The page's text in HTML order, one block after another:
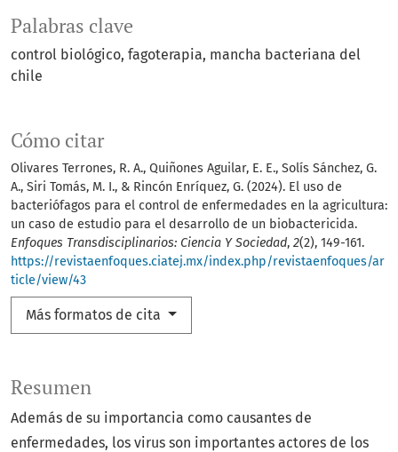
Palabras clave
control biológico fagoterapia mancha bacteriana del
chile
Cómo citar
Olivares Terrones, R. A., Quiñones Aguilar, E. E., Solís Sánchez, G.
A., Siri Tomás, M. I., & Rincón Enríquez, G. (2024). El uso de
bacteriófagos para el control de enfermedades en la agricultura:
un caso de estudio para el desarrollo de un biobactericida.
Enfoques Transdisciplinarios: Ciencia Y Sociedad, 2(2), 149-161.
https://revistaenfoques.ciatej.mx/index.php/revistaenfoques/ar
ticle/view/43
Más formatos de cita
Resumen
Además de su importancia como causantes de
enfermedades, los virus son importantes actores de los